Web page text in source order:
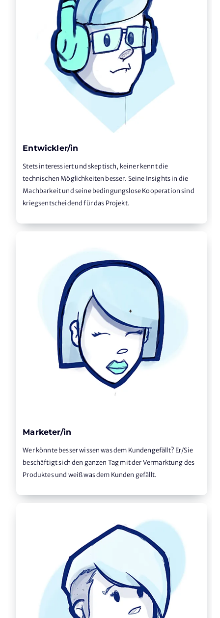
Entwickler/in
Stets interessiert und skeptisch, keiner kennt die
technischen Möglichkeiten besser. Seine Insights in die
Machbarkeit und seine bedingungslose Kooperation sind
kriegsentscheidend für das Projekt.
Marketer/in
Wer könnte besser wissen was dem Kundengefällt? Er/Sie
beschäftigt sich den ganzen Tag mit der Vermarktung des
Produktes und weiß was dem Kunden gefällt.